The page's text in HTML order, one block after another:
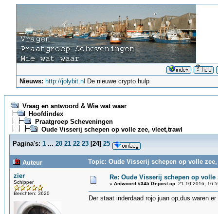
Nieuws: http://jolybit.nl De nieuwe crypto hulp
Vraag en antwoord & Wie wat waar
Hoofdindex
Praatgroep Scheveningen
Oude Visserij schepen op volle zee, vleet,trawl
Pagina's: 1 ... 20 21 22 23 [24] 25
Auteur
Topic: Oude Visserij schepen op volle
zier
Schipper
Berichten: 3620
Re: Oude Visserij schepen op volle
« Antwoord #345 Gepost op: 21-10-2016,
Der staat inderdaad rojo juan op,dus waren